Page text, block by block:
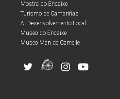
Mostra do Encaixe
Turismo de Camariñas
A. Desenvolvemento Local
Museo do Encaixe
Museo Man de Camelle